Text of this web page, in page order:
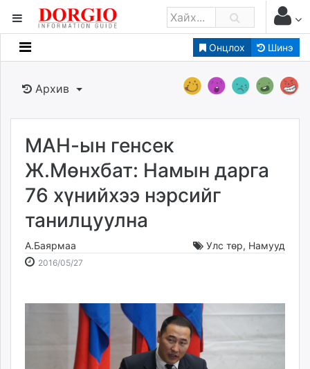
Онцлох Шинэ
Мэдээллийн
Банк санхүү
Бизнес ААН
Төрийн
dorgio.mn
Gogo.mn
news.mn
zindaa.mn
tovch.mn
Архив
МАН-ын генсек
Ж.Мөнхбат: Намын дарга
76 хүнийхээ нэрсийг
танилцуулна
А.Баярмаа Улс төр, Намууд
2016/05/27
21:46:21
11:23:20